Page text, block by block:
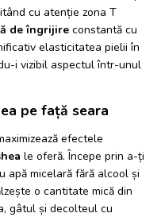
cu atenție zona T
de îngrijire constantă cu
elasticitatea pielii în
i vizibil aspectul într-unul
pe față seara
efectele
le oferă. Începe prin a-ți
apă micelară fără alcool și
o cantitate mică din
gâtul și decolteul cu